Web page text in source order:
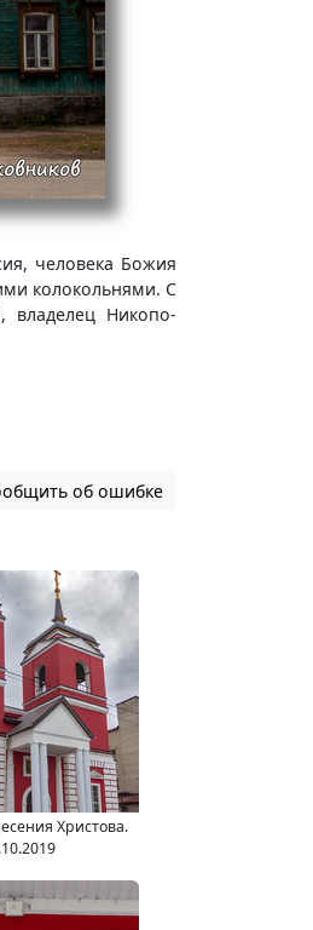
человека Божия
колокольнями. С
владелец Никопо-
об ошибке
Христова.